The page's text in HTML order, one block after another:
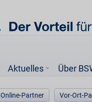
Aktuelles Über
Online-Partner Vor-Ort-